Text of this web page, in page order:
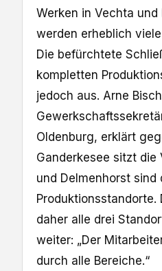
Werken in Vechta und
werden erheblich
Die befürchtete
kompletten
jedoch aus. Arne
Oldenburg, erklärt
Ganderkesee sitzt die
und Delmenhorst
Produktionsstandorte.
daher alle drei
weiter: „Der
durch alle Bereiche.“